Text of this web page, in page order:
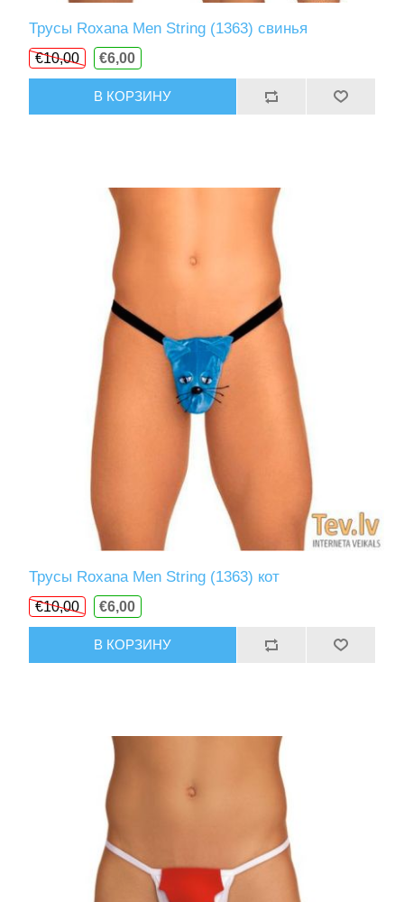
Трусы Roxana Men String (1363) свинья
€10,00 €6,00
В КОРЗИНУ
Трусы Roxana Men String (1363) кот
€10,00 €6,00
В КОРЗИНУ